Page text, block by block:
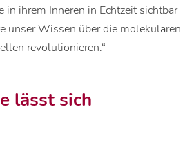
in ihrem Inneren in Echtzeit sichtbar
unser Wissen über die molekularen
revolutionieren.“
lässt sich